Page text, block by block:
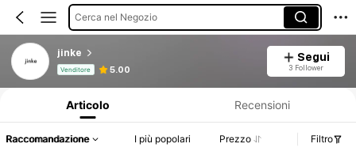
Cerca nel Negozio
jinke
Venditore 5.00
Segui
3 Follower
Articolo Recensioni
Raccomandazione I più popolari Prezzo Filtro